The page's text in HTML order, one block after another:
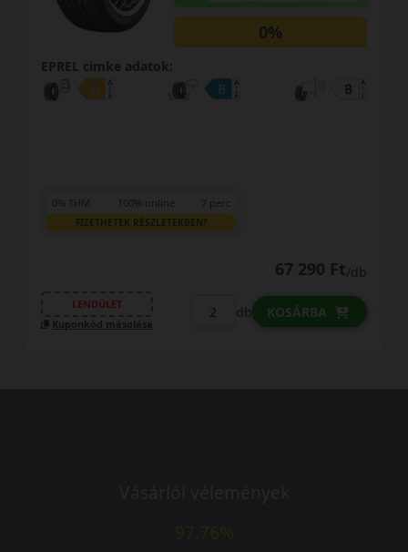
0%
EPREL cimke adatok:
0% THM 100% online 7 perc
FIZETHETEK RÉSZLETEKBEN?
67 290 Ft/db
LENDÜLET
Kuponkód másolása
db KOSÁRBA